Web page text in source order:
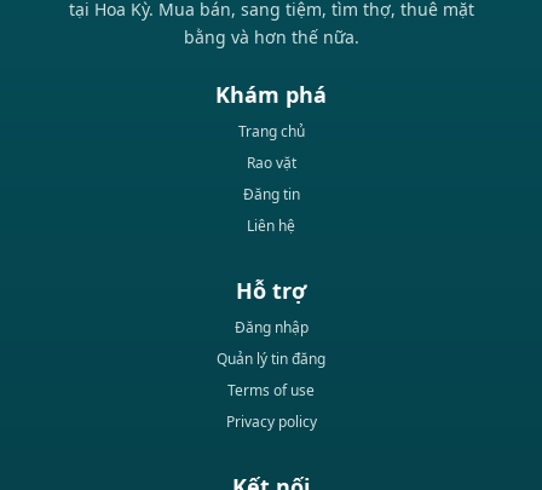
tại Hoa Kỳ. Mua bán, sang tiệm, tìm thợ, thuê mặt
bằng và hơn thế nữa.
Khám phá
Trang chủ
Rao vặt
Đăng tin
Liên hệ
Hỗ trợ
Đăng nhập
Quản lý tin đăng
Terms of use
Privacy policy